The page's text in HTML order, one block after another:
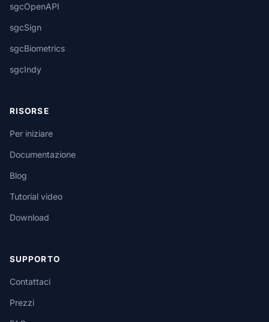
sgcOpenAPI
sgcSign
sgcBiometrics
sgcIndy
RISORSE
Per iniziare
Documentazione
Blog
Tutorial video
Download
SUPPORTO
Contattaci
Prezzi